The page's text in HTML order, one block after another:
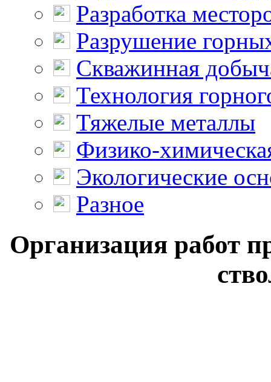
Разработка
Разрушение
Скважинная
Технология
Тяжелые металлы
Физико-
Экологические
Разное
Организация работ